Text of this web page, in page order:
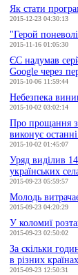
Як стати
2015-12-23 04:30:13
"Герой
2015-11-16 01:05:30
ЄC надумав
Google через
2015-10-06 11:59:44
Небезпека
2015-10-02 03:02:14
Про прощання
виконує
2015-10-02 01:45:07
Уряд виділив
українських
2015-09-23 05:59:57
Молодь
2015-09-23 04:20:29
У коломиї
2015-09-23 02:50:02
За скільки
в різних
2015-09-23 12:50:31